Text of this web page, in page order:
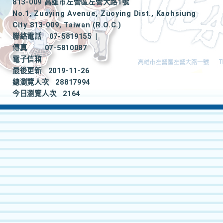
813-009 高雄市左營區左營大路1號
No.1, Zuoying Avenue, Zuoying Dist., Kaohsiung
City 813-009, Taiwan (R.O.C.)
聯絡電話
07-5819155
|
傳真
07-5810087
電子信箱
最後更新
2019-11-26
總瀏覽人次
28817994
今日瀏覽人次
2164